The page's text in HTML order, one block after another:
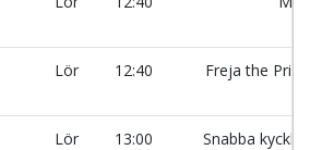
Lör 12:40 Freja the
Lör 13:00 Snabba